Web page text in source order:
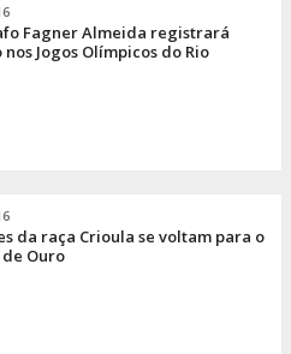
Fagner Almeida registrará
nos Jogos Olímpicos do Rio
da raça Crioula se voltam para o
de Ouro